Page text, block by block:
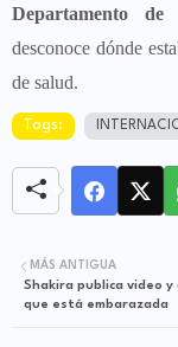
Departamento
desconoce dónde
de salud.
Tags:
MÁS ANTIGUA
Shakira publica video y
que está embarazada